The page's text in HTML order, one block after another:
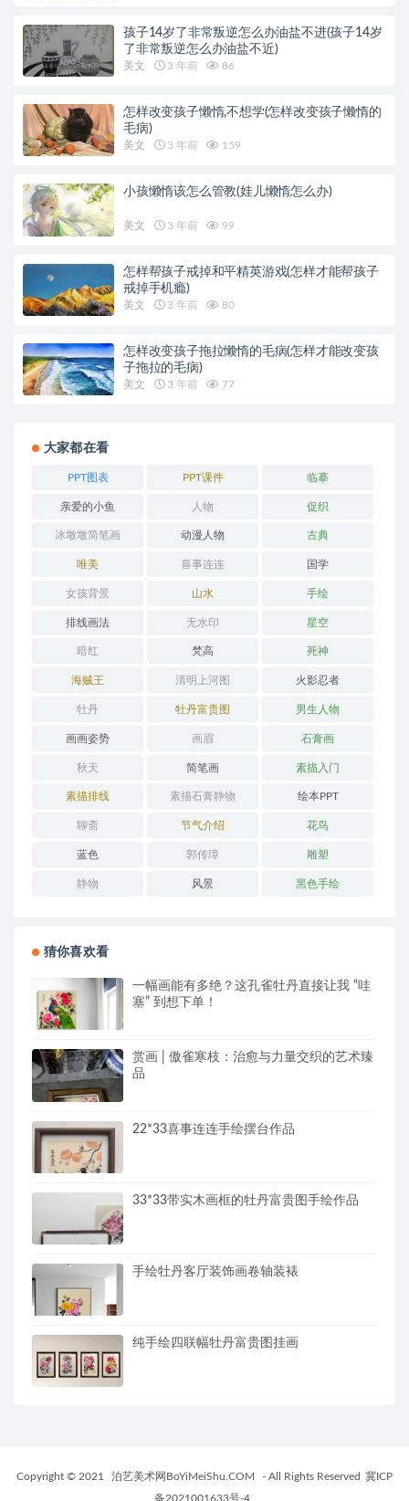
孩子14岁了非常叛逆怎么办油盐不进(孩子14岁
了非常叛逆怎么办油盐不近)
美文 3 年前 86
怎样改变孩子懒惰,不想学(怎样改变孩子懒惰的
毛病)
美文 3 年前 159
小孩懒惰该怎么管教(娃儿懒惰怎么办)
美文 3 年前 99
怎样帮孩子戒掉和平精英游戏(怎样才能帮孩子
戒掉手机瘾)
美文 3 年前 80
怎样改变孩子拖拉懒惰的毛病(怎样才能改变孩
子拖拉的毛病)
美文 3 年前 77
大家都在看
PPT图表 PPT课件 临摹
亲爱的小鱼 人物 促织
冰墩墩简笔画 动漫人物 古典
唯美 喜事连连 国学
女孩背景 山水 手绘
排线画法 无水印 星空
暗红 梵高 死神
海贼王 清明上河图 火影忍者
牡丹 牡丹富贵图 男生人物
画画姿势 画眉 石膏画
秋天 简笔画 素描入门
素描排线 素描石膏静物 绘本PPT
聊斋 节气介绍 花鸟
蓝色 郭传璋 雕塑
静物 风景 黑色手绘
猜你喜欢看
一幅画能有多绝？这孔雀牡丹直接让我 “哇
塞” 到想下单！
赏画 | 傲雀寒枝：治愈与力量交织的艺术臻
品
22*33喜事连连手绘摆台作品
33*33带实木画框的牡丹富贵图手绘作品
手绘牡丹客厅装饰画卷轴装裱
纯手绘四联幅牡丹富贵图挂画
Copyright © 2021 泊艺美术网BoYiMeiShu.COM - All Rights Reserved 冀ICP
备2021001633号-4